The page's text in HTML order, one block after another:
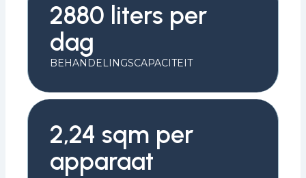
2880 liters per
dag
BEHANDELINGSCAPACITEIT
2,24 sqm per
apparaat